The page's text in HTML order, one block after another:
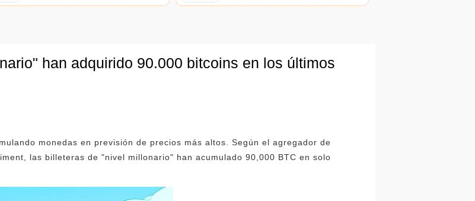
han adquirido 90.000 bitcoins en los últimos
monedas en previsión de precios más altos. Según el agregador de
las billeteras de "nivel millonario" han acumulado 90,000 BTC en solo